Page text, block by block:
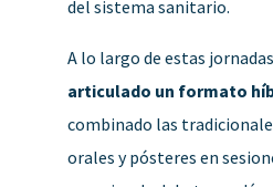
del sistema sanitario.
A lo largo de estas
articulado un formato
combinado las
orales y pósteres en